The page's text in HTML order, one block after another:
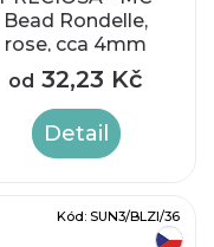
Bead Rondelle,
rose, cca 4mm
od 32,23 Kč
Detail
Kód: SUN3/BLZI/36